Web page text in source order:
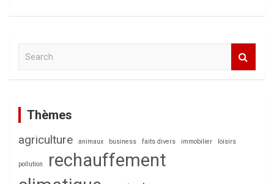
Thèmes
agriculture animaux business faits divers immobilier loisirs
pollution
rechauffement